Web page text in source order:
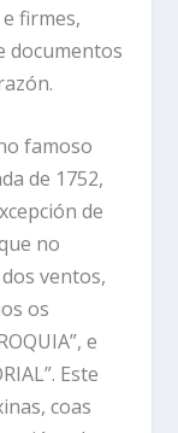
firmes,
documentos
famoso
de 1752,
de
no
ventos,
os
e
Este
coas